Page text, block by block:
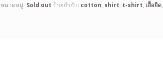
หมวดหมู่: Sold out ป้ายกำกับ: cotton, shirt, t-shirt, เสื้อยืด,